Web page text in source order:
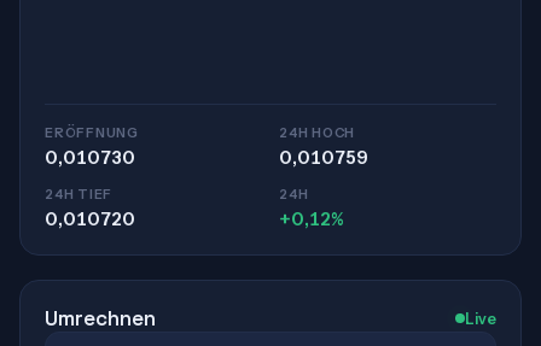
ERÖFFNUNG
0,010730
24H HOCH
0,010759
24H TIEF
0,010720
24H
+0,12%
Umrechnen Live